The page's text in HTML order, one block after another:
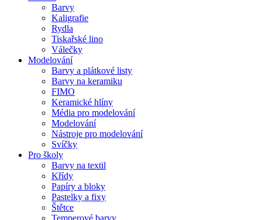
Barvy
Kaligrafie
Rydla
Tiskařské lino
Válečky
Modelování
Barvy a plátkové listy
Barvy na keramiku
FIMO
Keramické hlíny
Média pro modelování
Modelování
Nástroje pro modelování
Svíčky
Pro školy
Barvy na textil
Křídy
Papíry a bloky
Pastelky a fixy
Štětce
Temperové barvy